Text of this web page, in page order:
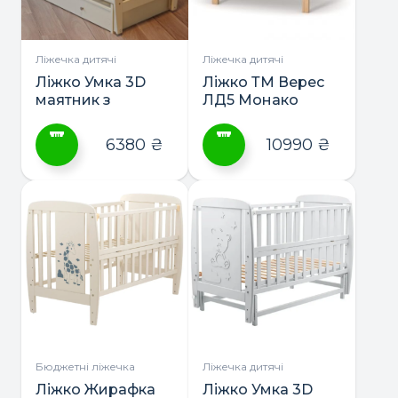
сторінці
товару
Ліжечка дитячі
Ліжко Умка 3D
маятник з
Дубик-М
має
кілька
варіантів.
Параметри
можна
вибрати
сторінці
товару
6380 ₴
Ліжечка дитячі
Ліжко ТМ Верес
ЛД5 Монако
товар
має
кілька
варіантів.
Параметри
можна
вибрати
сторінці
товару
10990 ₴
Бюджетні ліжечка
Ліжко Жирафка
Ліжечка дитячі
Ліжко Умка 3D